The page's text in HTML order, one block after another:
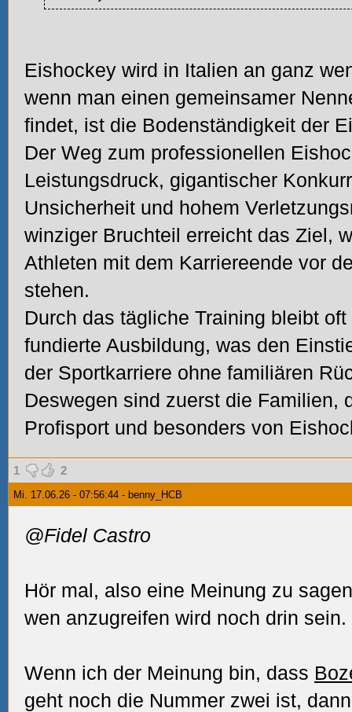
Eishockey wird in Italien an ganz
wenn man einen gemeinsamer
findet, ist die Bodenständigkeit der
Der Weg zum professionellen
Leistungsdruck, gigantischer
Unsicherheit und hohem
winziger Bruchteil erreicht das Ziel,
Athleten mit dem Karriereende vor
stehen.
Durch das tägliche Training bleibt
fundierte Ausbildung, was den
der Sportkarriere ohne familiären
Deswegen sind zuerst die Familien,
Profisport und besonders von
1 2
Mi. 17.06.26 - 07:56:44 - benny_HCB
@Fidel Castro
Hör mal, also eine Meinung zu
wen anzugreifen wird noch drin
Wenn ich der Meinung bin, dass
geht noch die Nummer zwei ist,